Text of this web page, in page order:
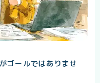
ゴールではありませ